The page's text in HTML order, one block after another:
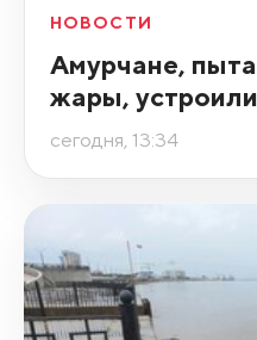
НОВОСТИ
Амурчане,
жары,
сегодня, 13:34